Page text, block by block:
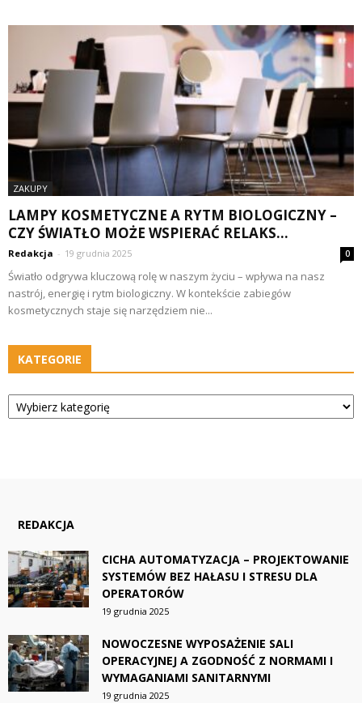
ZAKUPY
LAMPY KOSMETYCZNE A RYTM BIOLOGICZNY –
CZY ŚWIATŁO MOŻE WSPIERAĆ RELAKS...
Redakcja - 19 grudnia 2025 0
Światło odgrywa kluczową rolę w naszym życiu – wpływa na nasz
nastrój, energię i rytm biologiczny. W kontekście zabiegów
kosmetycznych staje się narzędziem nie...
KATEGORIE
Kategorie
REDAKCJA
CICHA AUTOMATYZACJA – PROJEKTOWANIE
SYSTEMÓW BEZ HAŁASU I STRESU DLA
OPERATORÓW
19 grudnia 2025
NOWOCZESNE WYPOSAŻENIE SALI
OPERACYJNEJ A ZGODNOŚĆ Z NORMAMI I
WYMAGANIAMI SANITARNYMI
19 grudnia 2025